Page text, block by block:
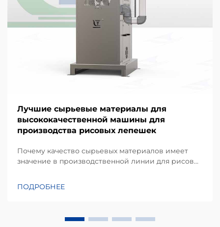
Лучшие сырьевые материалы для
высококачественной машины для
производства рисовых лепешек
Почему качество сырьевых материалов имеет
значение в производственной линии для рисовых
закусок, одним из наиболее недооцениваемых
ПОДРОБНЕЕ